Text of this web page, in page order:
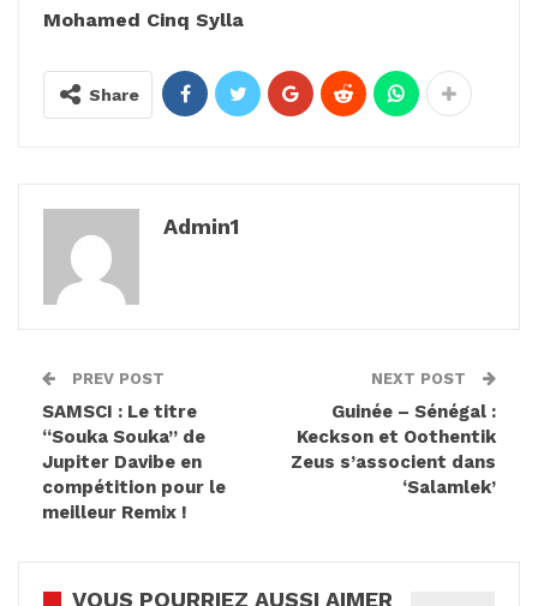
Mohamed Cinq Sylla
Share
Admin1
PREV POST
SAMSCI : Le titre
“Souka Souka” de
Jupiter Davibe en
compétition pour le
meilleur Remix !
NEXT POST
Guinée – Sénégal :
Keckson et Oothentik
Zeus s’associent dans
‘Salamlek’
VOUS POURRIEZ AUSSI AIMER